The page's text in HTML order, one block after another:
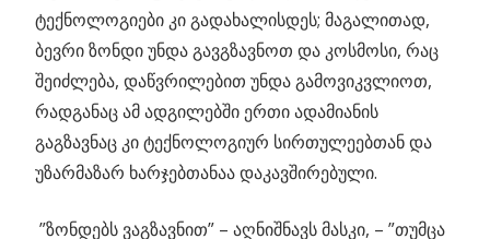
ტექნოლოგიები კი გადახალისდეს; მაგალითად,
ბევრი ზონდი უნდა გავგზავნოთ და კოსმოსი, რაც
შეიძლება, დაწვრილებით უნდა გამოვიკვლიოთ,
რადგანაც ამ ადგილებში ერთი ადამიანის
გაგზავნაც კი ტექნოლოგიურ სირთულეებთან და
უზარმაზარ ხარჯებთანაა დაკავშირებული.
”ზონდებს ვაგზავნით” – აღნიშნავს მასკი, – ”თუმცა